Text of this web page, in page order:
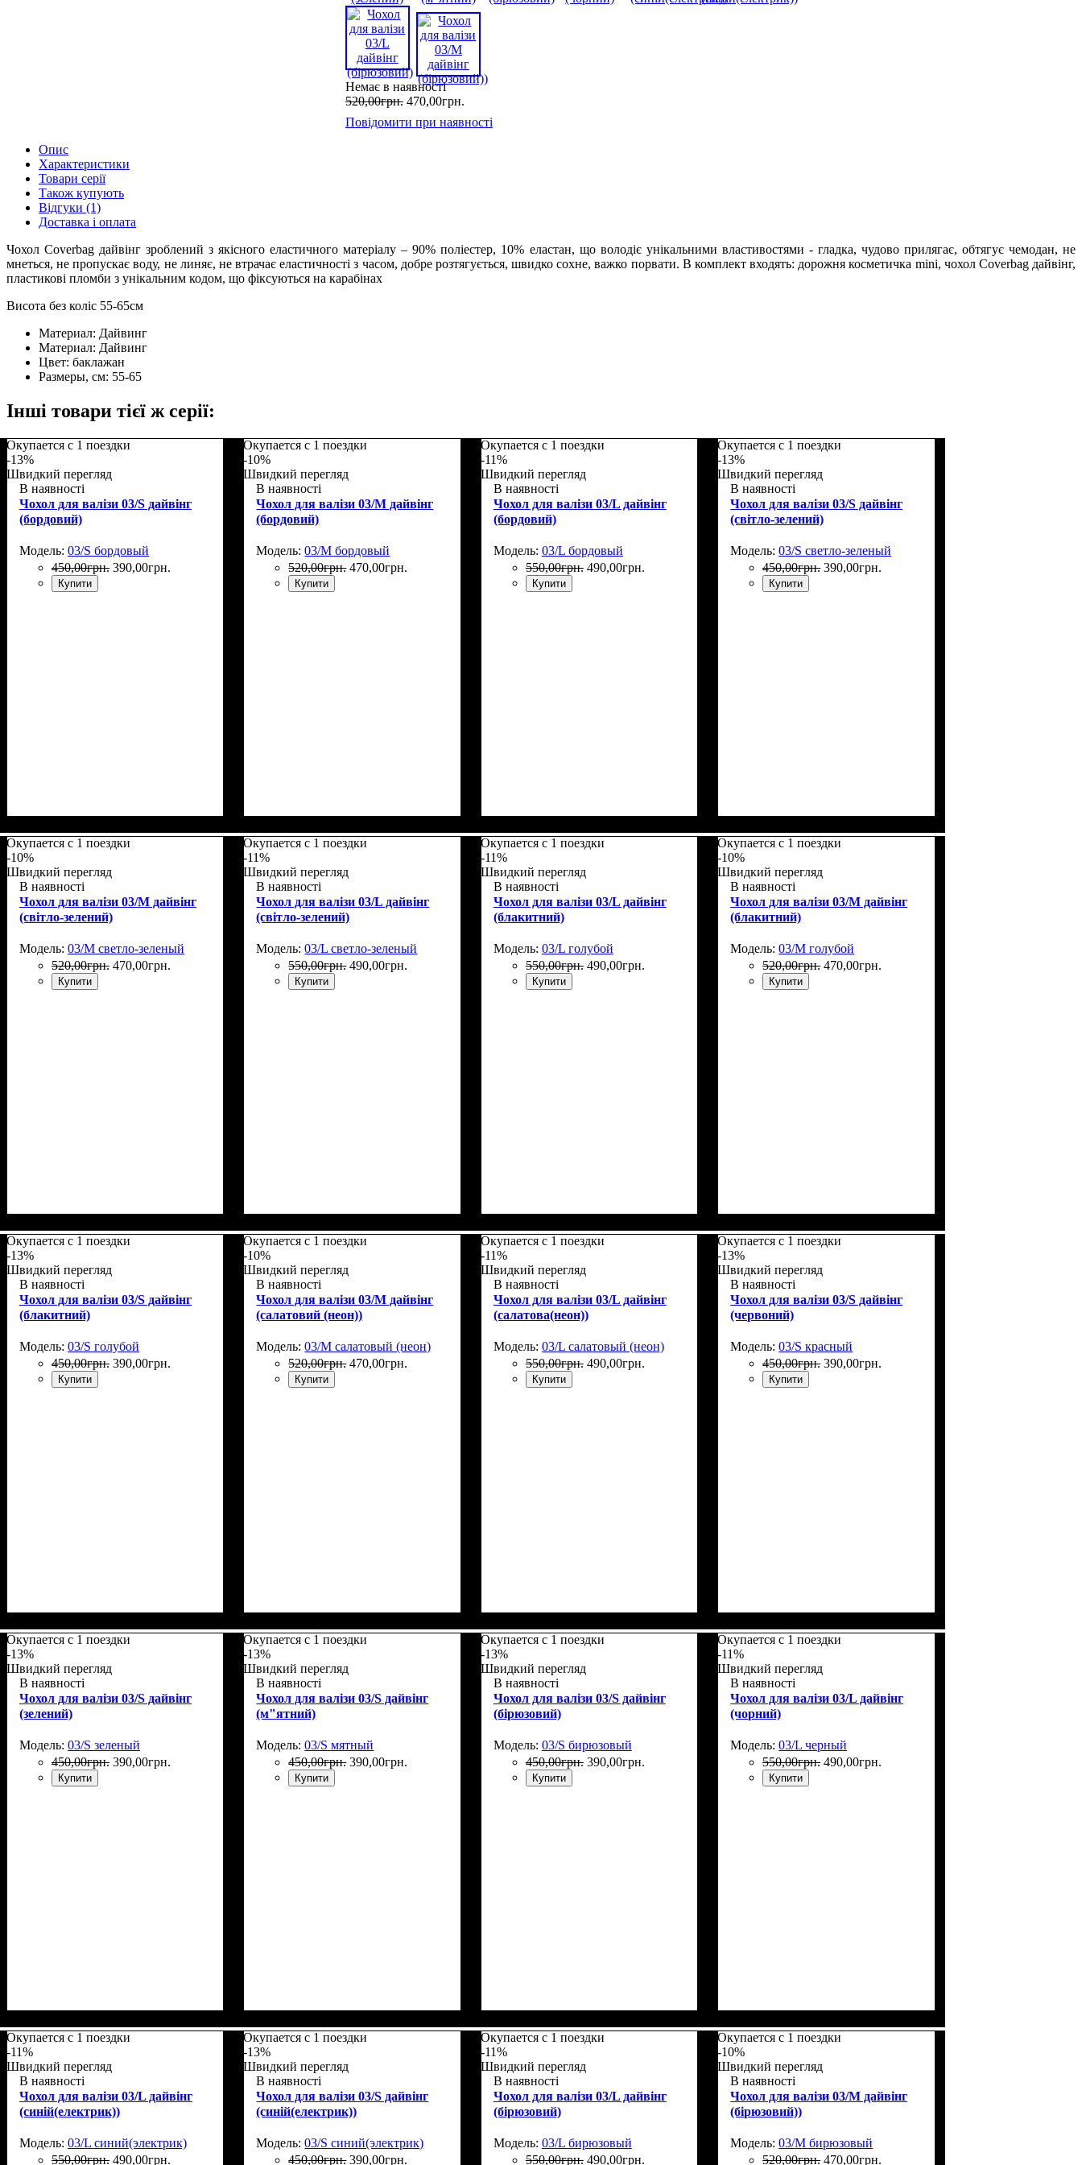
Немає в наявності
520,00грн. 470,00грн.
Повідомити при наявності
Опис
Характеристики
Товари серії
Також купують
Відгуки (1)
Доставка і оплата
Чохол Coverbag дайвінг зроблений з якісного еластичного матеріалу – 90% поліестер, 10% еластан, що володіє унікальними властивостями - гладка, чудово прилягає, обтягує чемодан, не
мнеться, не пропускає воду, не линяє, не втрачає еластичності з часом, добре розтягується, швидко сохне, важко порвати. В комплект входять: дорожня косметичка mini, чохол Coverbag дайвінг,
пластикові пломби з унікальним кодом, що фіксуються на карабінах
Висота без коліс 55-65см
Материал: Дайвинг
Материал: Дайвинг
Цвет: баклажан
Размеры, см: 55-65
Інші товари тієї ж серії:
Окупается с 1 поездки
-13%
Швидкий перегляд
В наявності
Чохол для валізи 03/S дайвінг
(бордовий)
Модель: 03/S бордовый
450,00грн. 390,00грн.
Купити
Окупается с 1 поездки
-10%
Швидкий перегляд
В наявності
Чохол для валізи 03/M дайвінг
(бордовий)
Модель:03/M бордовый
520,00грн. 470,00грн.
Купити
Окупается с 1 поездки
-11%
Швидкий перегляд
В наявності
Чохол для валізи 03/L дайвінг
(бордовий)
Модель: 03/L бордовый
550,00грн. 490,00грн.
Купити
Окупается с 1 поездки
-13%
Швидкий перегляд
В наявності
Чохол для валізи 03/S дайвінг
(світло-зелений)
Модель:03/S светло-зеленый
450,00грн. 390,00грн.
Купити
Окупается с 1 поездки
-10%
Швидкий перегляд
В наявності
Чохол для валізи 03/M дайвінг
(світло-зелений)
Модель: 03/M светло-зеленый
520,00грн. 470,00грн.
Купити
Окупается с 1 поездки
-11%
Швидкий перегляд
В наявності
Чохол для валізи 03/L дайвінг
(світло-зелений)
Модель:03/L светло-зеленый
550,00грн. 490,00грн.
Купити
Окупается с 1 поездки
-11%
Швидкий перегляд
В наявності
Чохол для валізи 03/L дайвінг
(блакитний)
Модель: 03/L голубой
550,00грн. 490,00грн.
Купити
Окупается с 1 поездки
-10%
Швидкий перегляд
В наявності
Чохол для валізи 03/M дайвінг
(блакитний)
Модель:03/M голубой
520,00грн. 470,00грн.
Купити
Окупается с 1 поездки
-13%
Швидкий перегляд
В наявності
Чохол для валізи 03/S дайвінг
(блакитний)
Модель: 03/S голубой
450,00грн. 390,00грн.
Купити
Окупается с 1 поездки
-10%
Швидкий перегляд
В наявності
Чохол для валізи 03/M дайвінг
(салатовий (неон))
Модель:03/M салатовый (неон)
520,00грн. 470,00грн.
Купити
Окупается с 1 поездки
-11%
Швидкий перегляд
В наявності
Чохол для валізи 03/L дайвінг
(салатова(неон))
Модель: 03/L салатовый (неон)
550,00грн. 490,00грн.
Купити
Окупается с 1 поездки
-13%
Швидкий перегляд
В наявності
Чохол для валізи 03/S дайвінг
(червоний)
Модель:03/S красный
450,00грн. 390,00грн.
Купити
Окупается с 1 поездки
-13%
Швидкий перегляд
В наявності
Чохол для валізи 03/S дайвінг
(зелений)
Модель: 03/S зеленый
450,00грн. 390,00грн.
Купити
Окупается с 1 поездки
-13%
Швидкий перегляд
В наявності
Чохол для валізи 03/S дайвінг
(м"ятний)
Модель:03/S мятный
450,00грн. 390,00грн.
Купити
Окупается с 1 поездки
-13%
Швидкий перегляд
В наявності
Чохол для валізи 03/S дайвінг
(бірюзовий)
Модель: 03/S бирюзовый
450,00грн. 390,00грн.
Купити
Окупается с 1 поездки
-11%
Швидкий перегляд
В наявності
Чохол для валізи 03/L дайвінг
(чорний)
Модель:03/L черный
550,00грн. 490,00грн.
Купити
Окупается с 1 поездки
-11%
Швидкий перегляд
В наявності
Чохол для валізи 03/L дайвінг
(синій(електрик))
Модель: 03/L синий(электрик)
550,00грн. 490,00грн.
Окупается с 1 поездки
-13%
Швидкий перегляд
В наявності
Чохол для валізи 03/S дайвінг
(синій(електрик))
Модель:03/S синий(электрик)
450,00грн. 390,00грн.
Окупается с 1 поездки
-11%
Швидкий перегляд
В наявності
Чохол для валізи 03/L дайвінг
(бірюзовий)
Модель: 03/L бирюзовый
550,00грн. 490,00грн.
Окупается с 1 поездки
-10%
Швидкий перегляд
В наявності
Чохол для валізи 03/M дайвінг
(бірюзовий))
Модель:03/M бирюзовый
520,00грн. 470,00грн.